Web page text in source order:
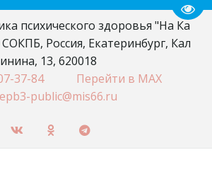
психического здоровья "На Ка
СОКПБ, Россия, Екатеринбург, Кал
инина, 13, 620018
37-84
Перейти в MAX
epb3-public@mis66.ru